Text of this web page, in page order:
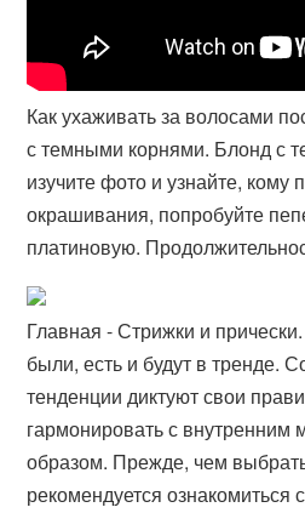
Как ухаживать за волосами
с темными корнями. Блонд с
изучите фото и узнайте, кому
окрашивания, попробуйте
платиновую.
Главная - Стрижки и
были, есть и будут в тренде.
тенденции диктуют свои
гармонировать с внутренним
образом. Прежде, чем
рекомендуется ознакомиться